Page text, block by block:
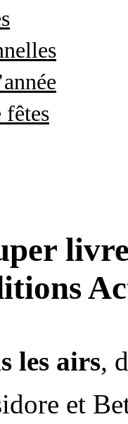
fêtes
les airs,
et